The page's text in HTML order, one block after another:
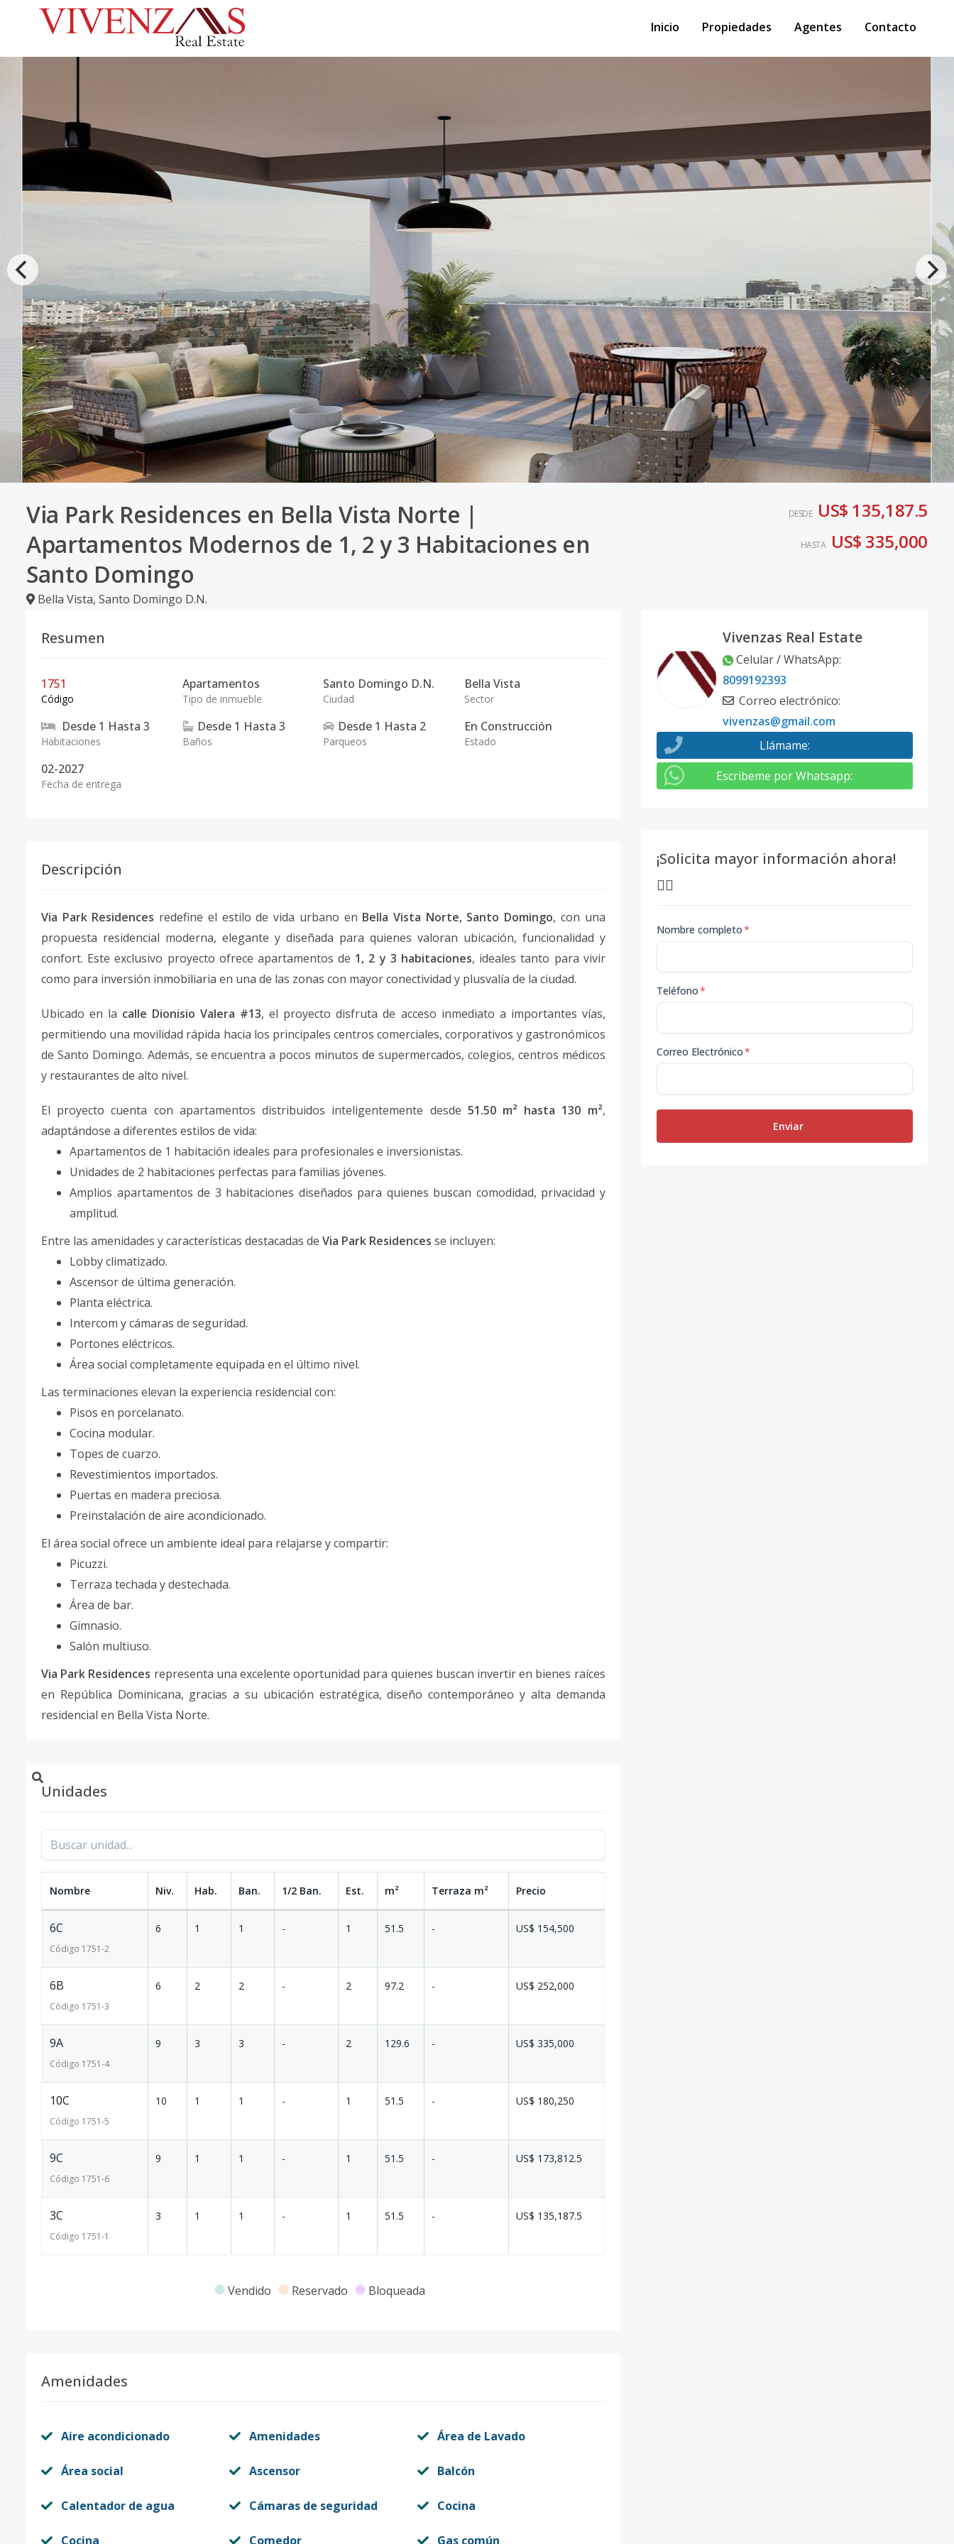
Inicio Propiedades Agentes Contacto
Via Park Residences en Bella Vista Norte |
Apartamentos Modernos de 1, 2 y 3 Habitaciones en
Santo Domingo
Bella Vista, Santo Domingo D.N.
DESDE US$ 135,187.5
HASTA US$ 335,000
Resumen
1751
Código
Apartamentos
Tipo de inmueble
Santo Domingo D.N.
Ciudad
Bella Vista
Sector
Desde 1 Hasta 3
Habitaciones
Desde 1 Hasta 3
Baños
Desde 1 Hasta 2
Parqueos
En Construcción
Estado
02-2027
Fecha de entrega
Descripción
Via Park Residences redefine el estilo de vida urbano en Bella Vista Norte, Santo Domingo, con una
propuesta residencial moderna, elegante y diseñada para quienes valoran ubicación, funcionalidad y
confort. Este exclusivo proyecto ofrece apartamentos de 1, 2 y 3 habitaciones, ideales tanto para vivir
como para inversión inmobiliaria en una de las zonas con mayor conectividad y plusvalía de la ciudad.
Ubicado en la calle Dionisio Valera #13, el proyecto disfruta de acceso inmediato a importantes vías,
permitiendo una movilidad rápida hacia los principales centros comerciales, corporativos y gastronómicos
de Santo Domingo. Además, se encuentra a pocos minutos de supermercados, colegios, centros médicos
y restaurantes de alto nivel.
El proyecto cuenta con apartamentos distribuidos inteligentemente desde 51.50 m² hasta 130 m²,
adaptándose a diferentes estilos de vida:
Apartamentos de 1 habitación ideales para profesionales e inversionistas.
Unidades de 2 habitaciones perfectas para familias jóvenes.
Amplios apartamentos de 3 habitaciones diseñados para quienes buscan comodidad, privacidad y
amplitud.
Entre las amenidades y características destacadas de Via Park Residences se incluyen:
Lobby climatizado.
Ascensor de última generación.
Planta eléctrica.
Intercom y cámaras de seguridad.
Portones eléctricos.
Área social completamente equipada en el último nivel.
Las terminaciones elevan la experiencia residencial con:
Pisos en porcelanato.
Cocina modular.
Topes de cuarzo.
Revestimientos importados.
Puertas en madera preciosa.
Preinstalación de aire acondicionado.
El área social ofrece un ambiente ideal para relajarse y compartir:
Picuzzi.
Terraza techada y destechada.
Área de bar.
Gimnasio.
Salón multiuso.
Via Park Residences representa una excelente oportunidad para quienes buscan invertir en bienes raíces
en República Dominicana, gracias a su ubicación estratégica, diseño contemporáneo y alta demanda
residencial en Bella Vista Norte.
Unidades
Nombre Niv. Hab. Ban. 1/2 Ban. Est. m² Terraza m² Precio
6C
Código 1751-2
6 1 1 - 1 51.5 - US$ 154,500
6B
Código 1751-3
6 2 2 - 2 97.2 - US$ 252,000
9A
Código 1751-4
9 3 3 - 2 129.6 - US$ 335,000
10C
Código 1751-5
10 1 1 - 1 51.5 - US$ 180,250
9C
Código 1751-6
9 1 1 - 1 51.5 - US$ 173,812.5
3C
Código 1751-1
3 1 1 - 1 51.5 - US$ 135,187.5
Vendido Reservado Bloqueada
Amenidades
Aire acondicionado Amenidades Área de Lavado
Área social Ascensor Balcón
Calentador de agua Cámaras de seguridad Cocina
Cocina Comedor Gas común
Vivenzas Real Estate
Celular / WhatsApp:
8099192393
Correo electrónico:
vivenzas@gmail.com
Llámame:
Escribeme por Whatsapp:
¡Solicita mayor información ahora!
👇🏽
Nombre completo*
Teléfono*
Correo Electrónico*
Enviar